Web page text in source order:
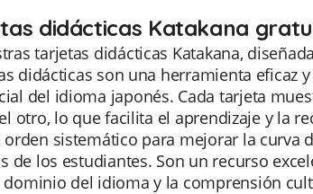
didácticas Katakana
tarjetas didácticas Katakana,
didácticas son una herramienta eficaz
del idioma japonés. Cada tarjeta
otro, lo que facilita el aprendizaje y la
sistemático para mejorar la curva
de los estudiantes. Son un recurso
del idioma y la comprensión